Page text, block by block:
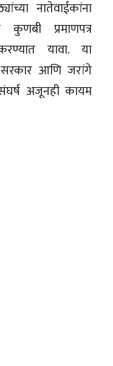
नातेवाईकांना
प्रमाणपत्र
यावा. या
आणि जरांगे
अजूनही कायम